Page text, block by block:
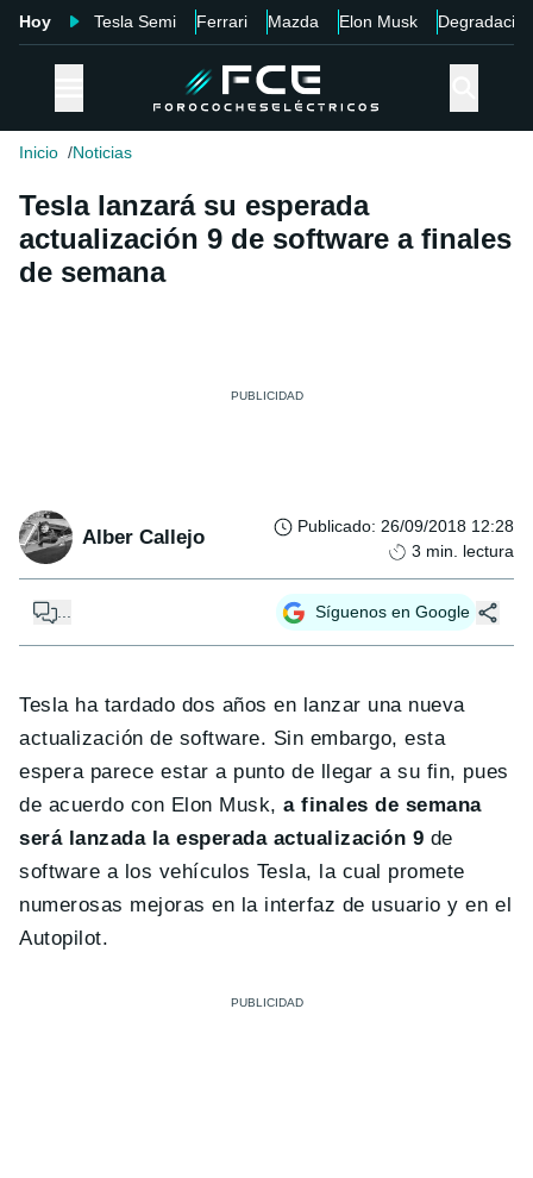
Hoy Tesla Semi Ferrari Mazda Elon Musk Degradación
Inicio Noticias
Tesla lanzará su esperada
actualización 9 de software a finales
de semana
Alber Callejo Publicado: 26/09/2018 12:28
3 min. lectura
... Síguenos en Google
Tesla ha tardado dos años en lanzar una nueva
actualización de software. Sin embargo, esta
espera parece estar a punto de llegar a su fin, pues
de acuerdo con Elon Musk,a finales de semana
será lanzada la esperada actualización 9 de
software a los vehículos Tesla, la cual promete
numerosas mejoras en la interfaz de usuario y en el
Autopilot.